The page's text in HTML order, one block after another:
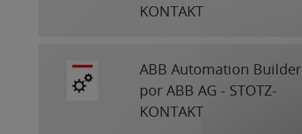
KONTAKT
ABB Automation Builder
por ABB AG - STOTZ-
KONTAKT